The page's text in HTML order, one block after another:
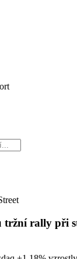
tržní rally při